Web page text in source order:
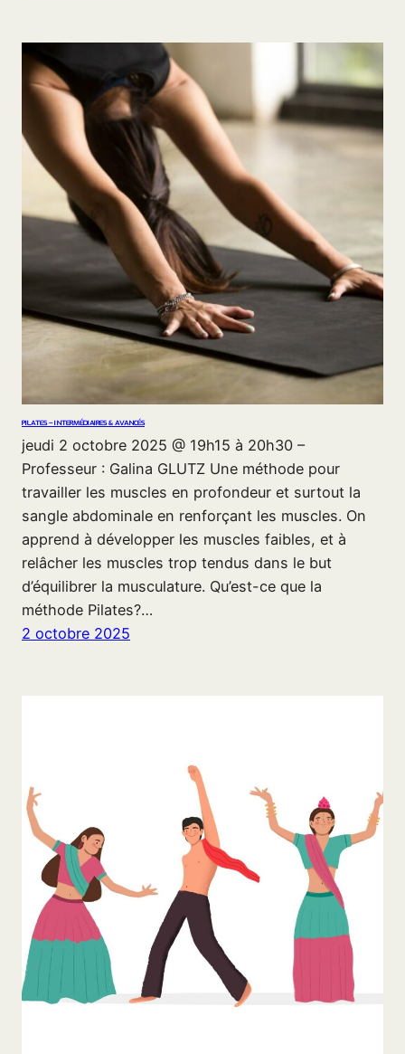
PILATES – INTERMÉDIAIRES & AVANCÉS
jeudi 2 octobre 2025 @ 19h15 à 20h30 –
Professeur : Galina GLUTZ Une méthode pour
travailler les muscles en profondeur et surtout la
sangle abdominale en renforçant les muscles. On
apprend à développer les muscles faibles, et à
relâcher les muscles trop tendus dans le but
d’équilibrer la musculature. Qu’est-ce que la
méthode Pilates?…
2 octobre 2025